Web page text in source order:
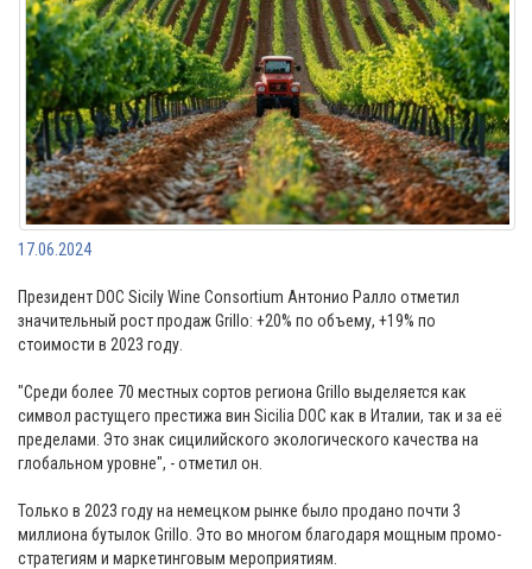
17.06.2024
Президент DOC Sicily Wine Consortium Антонио Ралло отметил
значительный рост продаж Grillo: +20% по объему, +19% по
стоимости в 2023 году.
"Среди более 70 местных сортов региона Grillo выделяется как
символ растущего престижа вин Sicilia DOC как в Италии, так и за её
пределами. Это знак сицилийского экологического качества на
глобальном уровне", - отметил он.
Только в 2023 году на немецком рынке было продано почти 3
миллиона бутылок Grillo. Это во многом благодаря мощным промо-
стратегиям и маркетинговым мероприятиям.